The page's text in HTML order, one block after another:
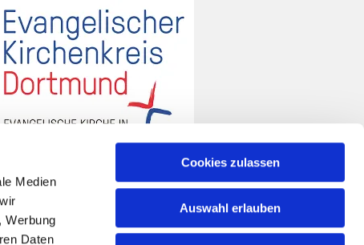
Medien
Werbung
Daten
Cookies zulassen
Auswahl erlauben